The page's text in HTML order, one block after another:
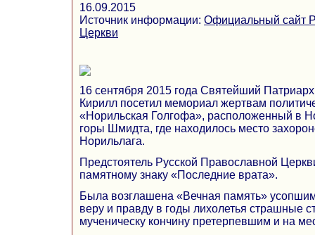
16.09.2015
Источник информации: Официальный сайт
Церкви
16 сентября 2015 года Святейший
Кирилл посетил мемориал жертвам
«Норильская Голгофа», расположенный в
горы Шмидта, где находилось место
Норильлага.
Предстоятель Русской Православной
памятному знаку «Последние врата».
Была возглашена «Вечная память»
веру и правду в годы лихолетья страшные
мученическу кончину претерпевшим и на